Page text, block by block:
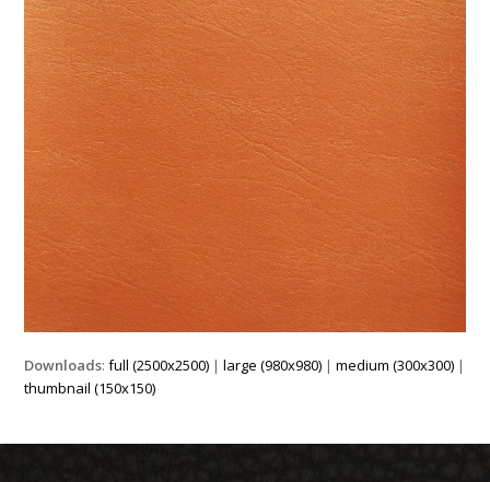
Downloads:full (2500x2500) |large (980x980) |medium (300x300) |
thumbnail (150x150)